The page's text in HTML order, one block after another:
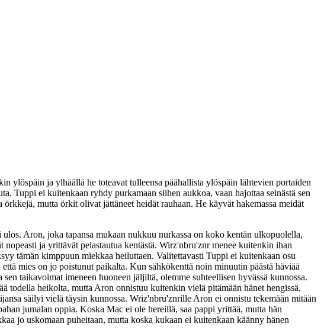
ylöspäin ja ylhäällä he toteavat tulleensa päähallista ylöspäin lähtevien portaiden
Tuppi ei kuitenkaan ryhdy purkamaan siihen aukkoa, vaan hajottaa seinästä sen
mutta örkit olivat jättäneet heidät rauhaan. He käyvät hakemassa meidät
Aron, joka tapansa mukaan nukkuu nurkassa on koko kentän ulkopuolella,
ja yrittävät pelastautua kentästä. Wirz'nbru'znr menee kuitenkin ihan
tämän kimppuun miekkaa heiluttaen. Valitettavasti Tuppi ei kuitenkaan osu
mies on jo poistunut paikalta. Kun sähkökenttä noin minuutin päästä häviää
taikavoimat imeneen huoneen jäljiltä, olemme suhteellisen hyvässä kunnossa.
todella heikolta, mutta Aron onnistuu kuitenkin vielä pitämään hänet hengissä,
säilyi vielä täysin kunnossa. Wriz'nbru'znrille Aron ei onnistu tekemään mitään
jumalan oppia. Koska Mac ei ole hereillä, saa pappi yrittää, mutta hän
jo uskomaan puheitaan, mutta koska kukaan ei kuitenkaan käänny hänen